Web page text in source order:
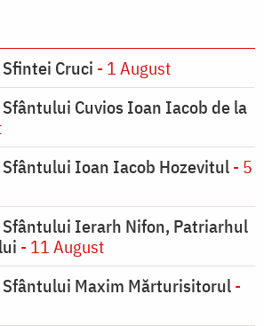
Cruci - 1 August
Cuvios Ioan Iacob de la
Ioan Iacob Hozevitul- 5
Ierarh Nifon, Patriarhul
- 11 August
Maxim Mărturisitorul-